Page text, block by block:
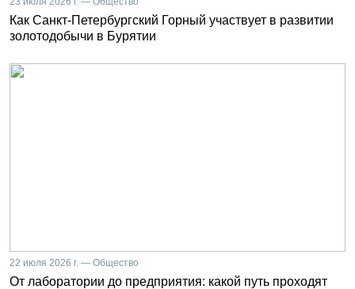
Как Санкт-Петербургский Горный участвует в развитии
золотодобычи в Бурятии
22 июля 2026 г. — Общество
От лаборатории до предприятия: какой путь проходят